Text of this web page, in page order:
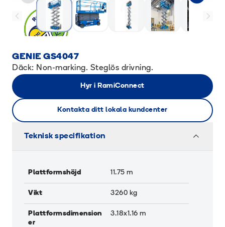
GENIE GS4047
Däck: Non-marking. Steglös drivning.
Hyr i RamiConnect
Kontakta ditt lokala kundcenter
Teknisk specifikation
Plattformshöjd 11.75 m
Vikt 3260 kg
Plattformsdimension
er
3.18x1.16 m